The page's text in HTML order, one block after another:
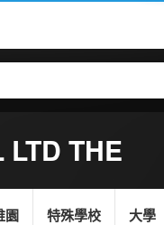
THE
園 特殊學校 大學